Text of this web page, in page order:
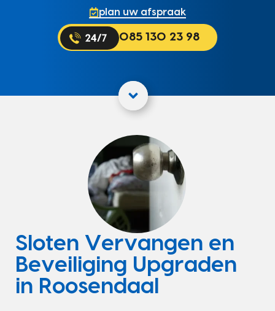
plan uw afspraak
085 130 23 98
Sloten Vervangen en
Beveiliging Upgraden
in Roosendaal